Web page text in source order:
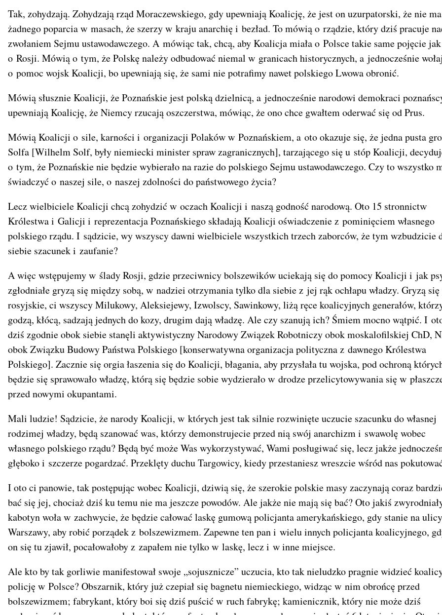
Tak, zohydzają. Zohydzają rząd Moraczewskiego, gdy upewniają Koalicję, że jest on uzurpatorski, że nie ma
żadnego poparcia w masach, że szerzy w kraju anarchię i bezład. To mówią o rządzie, który dziś pracuje
zwołaniem Sejmu ustawodawczego. A mówiąc tak, chcą, aby Koalicja miała o Polsce takie same pojęcie jak
o Rosji. Mówią o tym, że Polskę należy odbudować niemal w granicach historycznych, a jednocześnie
o pomoc wojsk Koalicji, bo upewniają się, że sami nie potrafimy nawet polskiego Lwowa obronić.
Mówią słusznie Koalicji, że Poznańskie jest polską dzielnicą, a jednocześnie narodowi demokraci
upewniają Koalicję, że Niemcy rzucają oszczerstwa, mówiąc, że ono chce gwałtem oderwać się od Prus.
Mówią Koalicji o sile, karności i organizacji Polaków w Poznańskiem, a oto okazuje się, że jedna pusta
Solfa [Wilhelm Solf, były niemiecki minister spraw zagranicznych], tarzającego się u stóp Koalicji,
o tym, że Poznańskie nie będzie wybierało na razie do polskiego Sejmu ustawodawczego. Czy to wszystko
świadczyć o naszej sile, o naszej zdolności do państwowego życia?
Lecz wielbiciele Koalicji chcą zohydzić w oczach Koalicji i naszą godność narodową. Oto 15 stronnictw
Królestwa i Galicji i reprezentacja Poznańskiego składają Koalicji oświadczenie z pominięciem własnego
polskiego rządu. I sądzicie, wy wszyscy dawni wielbiciele wszystkich trzech zaborców, że tym wzbudzicie
siebie szacunek i zaufanie?
A więc wstępujemy w ślady Rosji, gdzie przeciwnicy bolszewików uciekają się do pomocy Koalicji i jak
zgłodniałe gryzą się między sobą, w nadziei otrzymania tylko dla siebie z jej rąk ochłapu władzy. Gryzą
rosyjskie, ci wszyscy Milukowy, Aleksiejewy, Izwolscy, Sawinkowy, liżą ręce koalicyjnych generałów,
godzą, kłócą, sadzają jednych do kozy, drugim dają władzę. Ale czy szanują ich? Śmiem mocno wątpić. I
dziś zgodnie obok siebie stanęli aktywistyczny Narodowy Związek Robotniczy obok moskalofilskiej ChD,
obok Związku Budowy Państwa Polskiego [konserwatywna organizacja polityczna z dawnego Królestwa
Polskiego]. Zacznie się orgia łaszenia się do Koalicji, błagania, aby przysłała tu wojska, pod ochroną
będzie się sprawowało władzę, którą się będzie sobie wydzierało w drodze przelicytowywania się w
przed nowymi okupantami.
Mali ludzie! Sądzicie, że narody Koalicji, w których jest tak silnie rozwinięte uczucie szacunku do własnej
rodzimej władzy, będą szanować was, którzy demonstrujecie przed nią swój anarchizm i swawolę wobec
własnego polskiego rządu? Będą być może Was wykorzystywać, Wami posługiwać się, lecz jakże
głęboko i szczerze pogardzać. Przeklęty duchu Targowicy, kiedy przestaniesz wreszcie wśród nas
I oto ci panowie, tak postępując wobec Koalicji, dziwią się, że szerokie polskie masy zaczynają coraz
bać się jej, chociaż dziś ku temu nie ma jeszcze powodów. Ale jakże nie mają się bać? Oto jakiś
kabotyn woła w zachwycie, że będzie całować laskę gumową policjanta amerykańskiego, gdy stanie na ulicy
Warszawy, aby robić porządek z bolszewizmem. Zapewne ten pan i wielu innych policjanta koalicyjnego,
on się tu zjawił, pocałowałoby z zapałem nie tylko w laskę, lecz i w inne miejsce.
Ale kto by tak gorliwie manifestował swoje „sojusznicze” uczucia, kto tak nieludzko pragnie widzieć
policję w Polsce? Obszarnik, który już czepiał się bagnetu niemieckiego, widząc w nim obrońcę przed
bolszewizmem; fabrykant, który boi się dziś puścić w ruch fabrykę; kamienicznik, który nie może dziś